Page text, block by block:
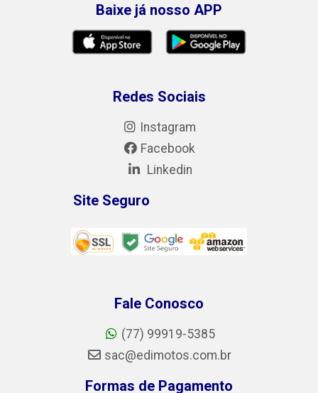
Baixe já nosso APP
Redes Sociais
Instagram
Facebook
Linkedin
Site Seguro
Fale Conosco
(77) 99919-5385
sac@edimotos.com.br
Formas de Pagamento